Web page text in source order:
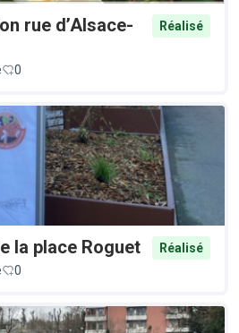
rue d’Alsace-
Réalisé
0
la place Roguet
Réalisé
0